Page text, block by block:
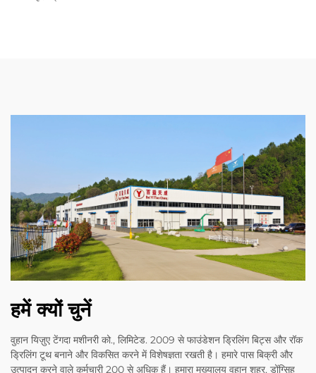
हमें क्यों चुनें
वुहान यिज़ुए टेंगदा मशीनरी को., लिमिटेड. 2009 से फाउंडेशन ड्रिलिंग बिट्स और रॉक
ड्रिलिंग टूथ बनाने और विकसित करने में विशेषज्ञता रखती है। हमारे पास बिक्री और
उत्पादन करने वाले कर्मचारी 200 से अधिक हैं। हमारा मुख्यालय वुहान शहर, डोंग्सिहु